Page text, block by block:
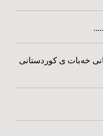
خه‌بات ی کوردستانی